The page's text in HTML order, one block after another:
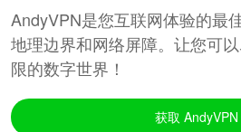
AndyVPN是您互联网体验的最
地理边界和网络屏障。让您可
限的数字世界！
获取 AndyVPN